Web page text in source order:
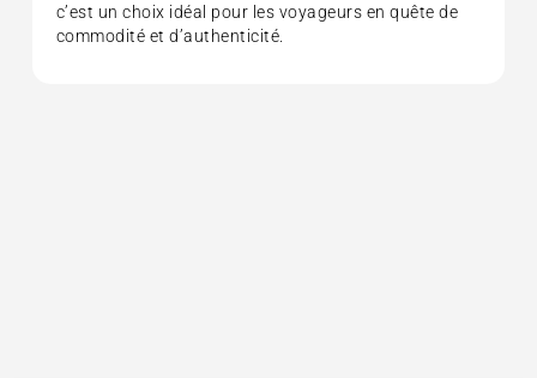
c’est un choix idéal pour les voyageurs en quête de
commodité et d’authenticité.